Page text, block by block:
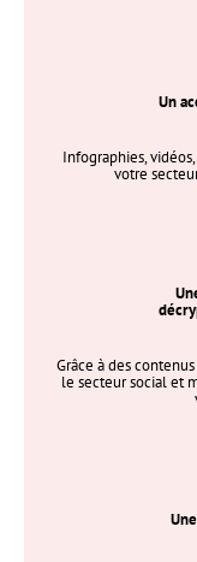
Un
Infographies,
votre
Grâce à des
le secteur social et